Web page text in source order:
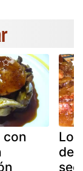
con
de